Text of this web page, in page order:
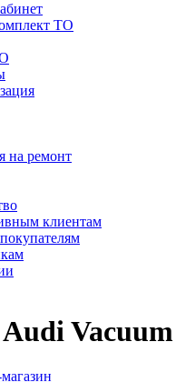
ТО
на ремонт
клиентам